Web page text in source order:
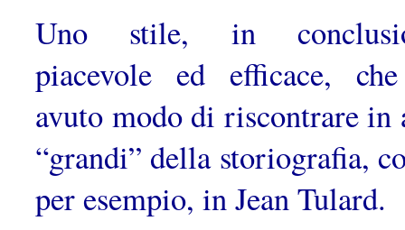
Uno stile, in
piacevole ed efficace,
avuto modo di ri­scontrare
“grandi” della storiografia,
per esempio, in Jean Tulard.